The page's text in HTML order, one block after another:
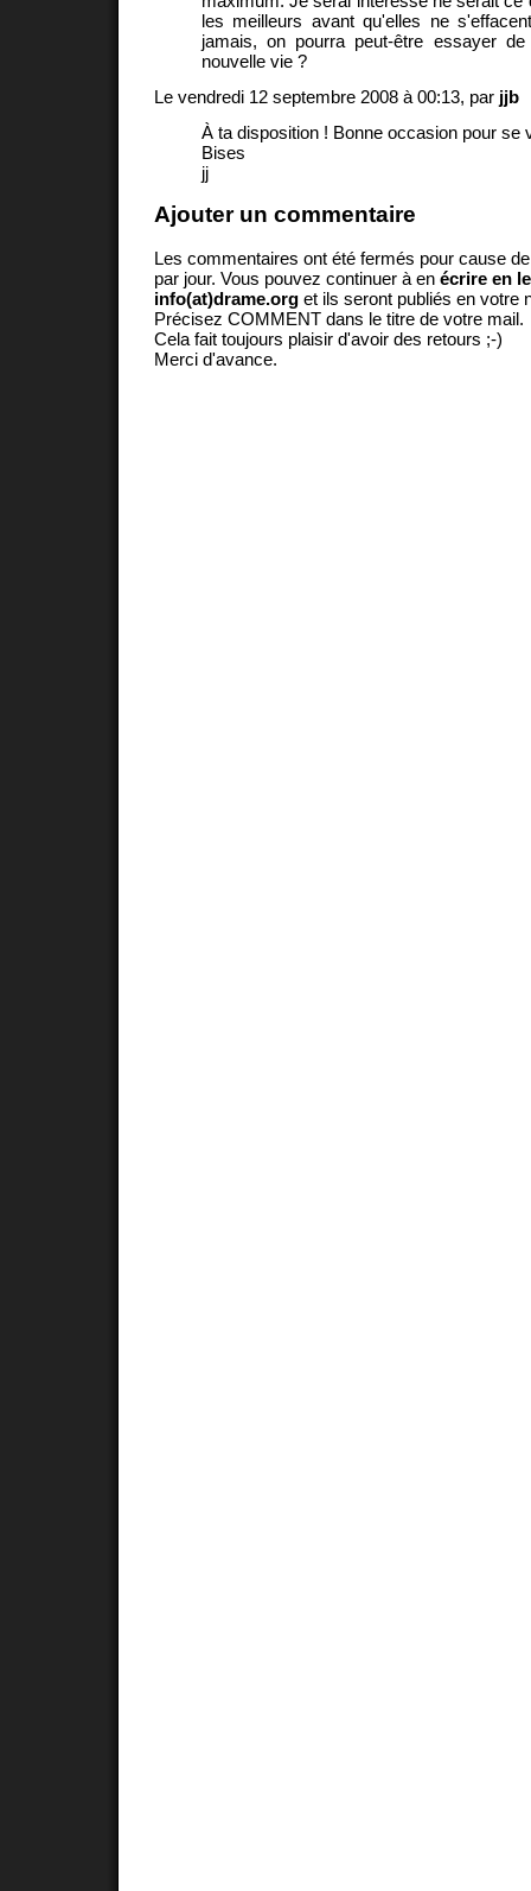
les meilleurs avant qu'elles ne
jamais, on pourra peut-être essayer
nouvelle vie ?
Le vendredi 12 septembre 2008 à 00:13, par jjb
À ta disposition ! Bonne occasion pour se
Bises
jj
Ajouter un commentaire
Les commentaires ont été fermés pour cause
par jour. Vous pouvez continuer à en écrire en
info(at)drame.org et ils seront publiés en votre
Précisez COMMENT dans le titre de votre mail.
Cela fait toujours plaisir d'avoir des retours ;-)
Merci d'avance.